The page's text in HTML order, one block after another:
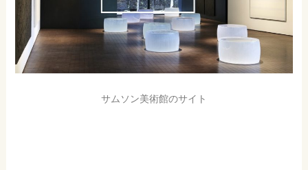
サムソン美術館のサイト